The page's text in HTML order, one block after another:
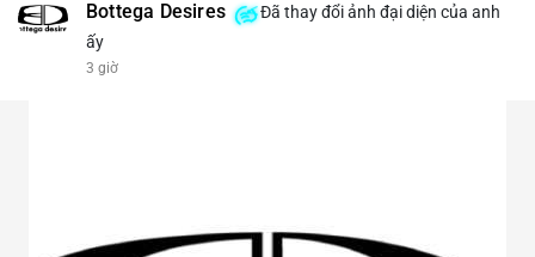
Bottega Desires
Đã thay đổi ảnh đại diện của anh
ấy
3 giờ